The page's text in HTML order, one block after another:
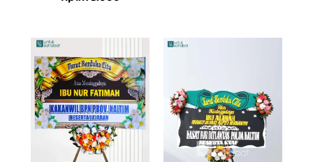
price
was:
Rp599.000.
price
is:
Rp575.000.